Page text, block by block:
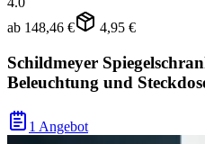
ab 148,46 € 4,95 €
Schildmeyer
Beleuchtung und
1 Angebot